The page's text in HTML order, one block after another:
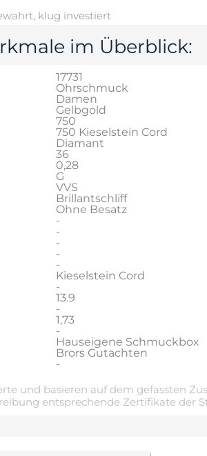
klug investiert
im Überblick:
17731
Ohrschmuck
Damen
Gelbgold
750
750 Kieselstein Cord
Diamant
36
0,28
G
VVS
Brillantschliff
Ohne Besatz
-
-
-
-
-
Kieselstein Cord
-
13.9
-
1,73
-
Hauseigene Schmuckbox
Brors Gutachten
-
und basieren auf dem gefassten
entsprechende Zertifikate der